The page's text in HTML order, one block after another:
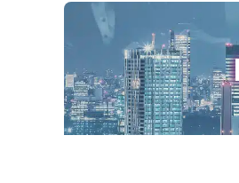
アクセスIPO（上場）支援